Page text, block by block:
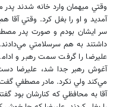
وقتي ميهمان وارد خانه شدند
آمديد و او را بغل كرد. وقتي
سر ايشان بودم و صورت پدر
داشتند به هم سرسلامتي
عليرضا را گرفت سمت رهبر و
آغوش رهبر جدا شد، عليرضا
مي‌كند ولي نكرد. مادر مصطفي
آقا به محافظي كه كنارشان بود